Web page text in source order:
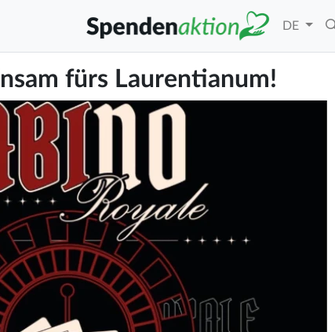
DE
fürs Laurentianum!